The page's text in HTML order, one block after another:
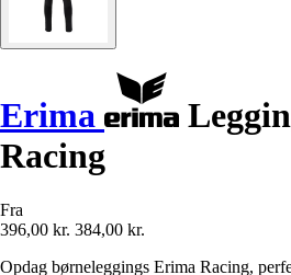
Erima
Racing
Fra
396,00 kr. 384,00 kr.
Opdag børneleggings Erima Racing,